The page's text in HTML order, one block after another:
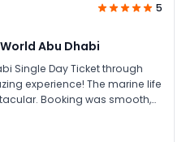
5
Abu Dhabi
Single Day Ticket through
experience! The marine life
Booking was smooth,